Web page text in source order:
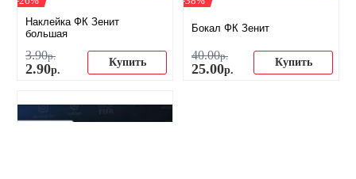
Наклейка ФК Зенит
большая
3.90р.
2.90р.
Купить
Бокал ФК Зенит
40.00р.
25.00р.
Купить